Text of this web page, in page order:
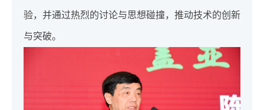
验，并通过热烈的讨论与思想碰撞，推动技术的创新
与突破。